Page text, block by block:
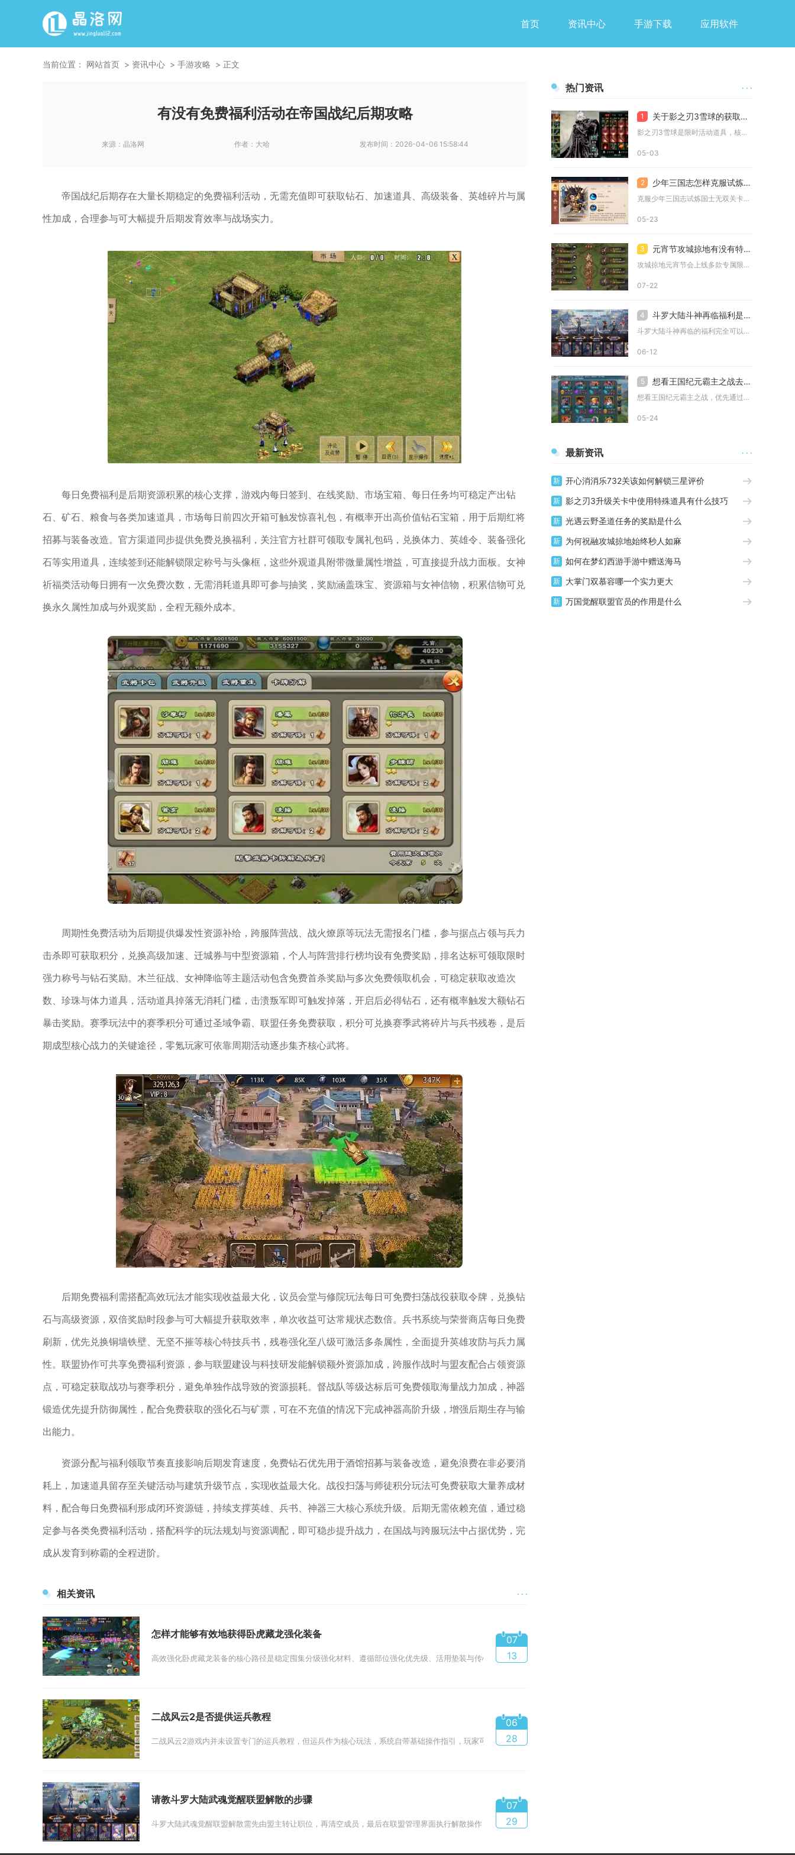
首页 资讯中心 手游下载 应用软件
当前位置： 网站首页 资讯中心 手游攻略 正文
有没有免费福利活动在帝国战纪后期攻略
来源： 晶洛网 作者： 大哈 发布时间： 2026-04-06 15:58:44
帝国战纪后期存在大量长期稳定的免费福利活动，无需充值即可获取钻石、加速道具、高级装备、英雄碎片与属
性加成，合理参与可大幅提升后期发育效率与战场实力。
每日免费福利是后期资源积累的核心支撑，游戏内每日签到、在线奖励、市场宝箱、每日任务均可稳定产出钻
石、矿石、粮食与各类加速道具，市场每日前四次开箱可触发惊喜礼包，有概率开出高价值钻石宝箱，用于后期红将
招募与装备改造。官方渠道同步提供免费兑换福利，关注官方社群可领取专属礼包码，兑换体力、英雄令、装备强化
石等实用道具，连续签到还能解锁限定称号与头像框，这些外观道具附带微量属性增益，可直接提升战力面板。女神
祈福类活动每日拥有一次免费次数，无需消耗道具即可参与抽奖，奖励涵盖珠宝、资源箱与女神信物，积累信物可兑
换永久属性加成与外观奖励，全程无额外成本。
周期性免费活动为后期提供爆发性资源补给，跨服阵营战、战火燎原等玩法无需报名门槛，参与据点占领与兵力
击杀即可获取积分，兑换高级加速、迁城券与中型资源箱，个人与阵营排行榜均设有免费奖励，排名达标可领取限时
强力称号与钻石奖励。木兰征战、女神降临等主题活动包含免费首杀奖励与多次免费领取机会，可稳定获取改造次
数、珍珠与体力道具，活动道具掉落无消耗门槛，击溃叛军即可触发掉落，开启后必得钻石，还有概率触发大额钻石
暴击奖励。赛季玩法中的赛季积分可通过圣域争霸、联盟任务免费获取，积分可兑换赛季武将碎片与兵书残卷，是后
期成型核心战力的关键途径，零氪玩家可依靠周期活动逐步集齐核心武将。
后期免费福利需搭配高效玩法才能实现收益最大化，议员会堂与修院玩法每日可免费扫荡战役获取令牌，兑换钻
石与高级资源，双倍奖励时段参与可大幅提升获取效率，单次收益可达常规状态数倍。兵书系统与荣誉商店每日免费
刷新，优先兑换铜墙铁壁、无坚不摧等核心特技兵书，残卷强化至八级可激活多条属性，全面提升英雄攻防与兵力属
性。联盟协作可共享免费福利资源，参与联盟建设与科技研发能解锁额外资源加成，跨服作战时与盟友配合占领资源
点，可稳定获取战功与赛季积分，避免单独作战导致的资源损耗。督战队等级达标后可免费领取海量战力加成，神器
锻造优先提升防御属性，配合免费获取的强化石与矿票，可在不充值的情况下完成神器高阶升级，增强后期生存与输
出能力。
资源分配与福利领取节奏直接影响后期发育速度，免费钻石优先用于酒馆招募与装备改造，避免浪费在非必要消
耗上，加速道具留存至关键活动与建筑升级节点，实现收益最大化。战役扫荡与师徒积分玩法可免费获取大量养成材
料，配合每日免费福利形成闭环资源链，持续支撑英雄、兵书、神器三大核心系统升级。后期无需依赖充值，通过稳
定参与各类免费福利活动，搭配科学的玩法规划与资源调配，即可稳步提升战力，在国战与跨服玩法中占据优势，完
成从发育到称霸的全程进阶。
相关资讯 · · ·
怎样才能够有效地获得卧虎藏龙强化装备
高效强化卧虎藏龙装备的核心路径是稳定囤集分级强化材料、遵循部位强化优先级、活用垫装与传心机制把控强化概率、分阶段规划星级...
07
13
二战风云2是否提供运兵教程
二战风云2游戏内并未设置专门的运兵教程，但运兵作为核心玩法，系统自带基础操作指引，玩家可通过实战摸索掌握空运、海运及陆路...
06
28
请教斗罗大陆武魂觉醒联盟解散的步骤
斗罗大陆武魂觉醒联盟解散需先由盟主转让职位，再清空成员，最后在联盟管理界面执行解散操作，非盟主成员仅需退出联盟即可，全程...
07
29
热门资讯 · · ·
1 关于影之刃3雪球的获取方式有哪些
影之刃3雪球是限时活动道具，核心获取途径为通关主线关卡、虚空...
05-03
2 少年三国志怎样克服试炼国士无双关卡的困难
克服少年三国志试炼国士无双关卡的困难，核心在于精准的地图探索...
05-23
3 元宵节攻城掠地有没有特别的活动
攻城掠地元宵节会上线多款专属限定特色活动，包含趣味小游戏、资...
07-22
4 斗罗大陆斗神再临福利是否可以线上领取
斗罗大陆斗神再临的福利完全可以线上领取，且所有福利均依托游戏...
06-12
5 想看王国纪元霸主之战去哪里看
想看王国纪元霸主之战，优先通过游戏内赛事中心、官方直播页及合...
05-24
最新资讯 · · ·
新 开心消消乐732关该如何解锁三星评价
新 影之刃3升级关卡中使用特殊道具有什么技巧
新 光遇云野圣道任务的奖励是什么
新 为何祝融攻城掠地始终秒人如麻
新 如何在梦幻西游手游中赠送海马
新 大掌门双慕容哪一个实力更大
新 万国觉醒联盟官员的作用是什么